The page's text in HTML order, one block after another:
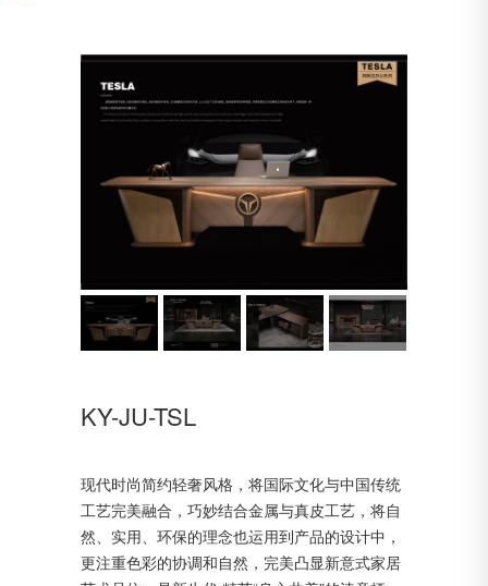
KY-JU-TSL
现代时尚简约轻奢风格，将国际文化与中国传统
工艺完美融合，巧妙结合金属与真皮工艺，将自
然、实用、环保的理念也运用到产品的设计中，
更注重色彩的协调和自然，完美凸显新意式家居